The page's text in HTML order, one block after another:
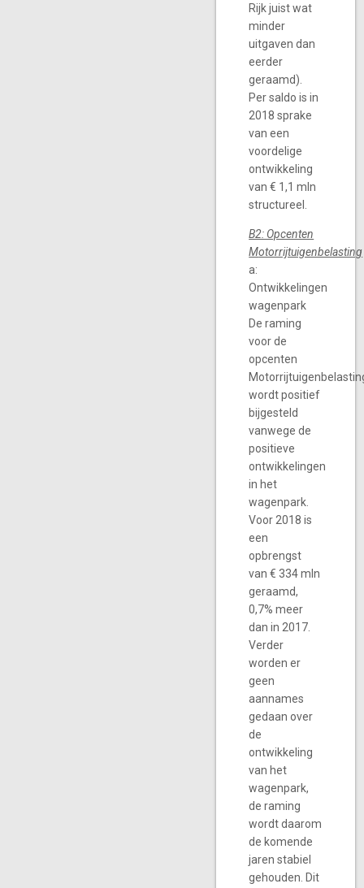
Rijk juist wat
minder
uitgaven dan
eerder
geraamd).
Per saldo is in
2018 sprake
van een
voordelige
ontwikkeling
van € 1,1 mln
structureel.
B2: Opcenten
Motorrijtuigenbelasting
a:
Ontwikkelingen
wagenpark
De raming
voor de
opcenten
wordt positief
bijgesteld
vanwege de
positieve
ontwikkelingen
in het
wagenpark.
Voor 2018 is
een
opbrengst
van € 334 mln
geraamd,
0,7% meer
dan in 2017.
Verder
worden er
geen
aannames
gedaan over
de
ontwikkeling
van het
wagenpark,
de raming
wordt daarom
de komende
jaren stabiel
gehouden. Dit